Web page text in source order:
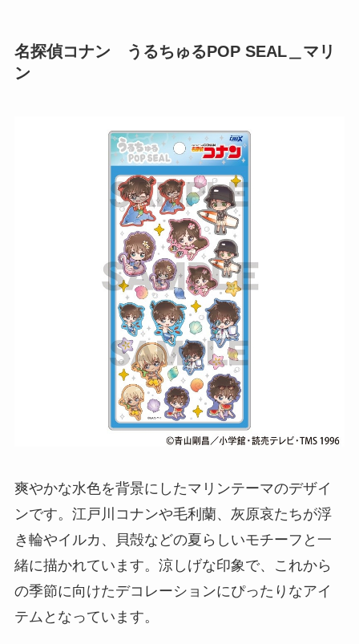
名探偵コナン うるちゅるPOP SEAL＿マリ
ン
爽やかな水色を背景にしたマリンテーマのデザイ
ンです。江戸川コナンや毛利蘭、灰原哀たちが浮
き輪やイルカ、貝殻などの夏らしいモチーフと一
緒に描かれています。涼しげな印象で、これから
の季節に向けたデコレーションにぴったりなアイ
テムとなっています。